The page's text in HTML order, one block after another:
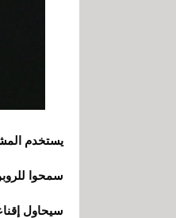
سمحوا
سيحاول